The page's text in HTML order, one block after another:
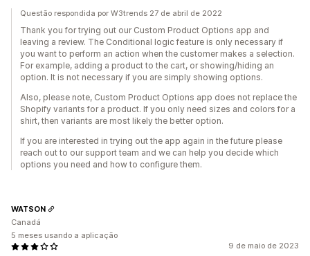
Questão respondida por W3trends 27 de abril de 2022
Thank you for trying out our Custom Product Options app and
leaving a review. The Conditional logic feature is only necessary if
you want to perform an action when the customer makes a selection.
For example, adding a product to the cart, or showing/hiding an
option. It is not necessary if you are simply showing options.
Also, please note, Custom Product Options app does not replace the
Shopify variants for a product. If you only need sizes and colors for a
shirt, then variants are most likely the better option.
If you are interested in trying out the app again in the future please
reach out to our support team and we can help you decide which
options you need and how to configure them.
9 de maio de 2023
WATSON
Canadá
5 meses usando a aplicação